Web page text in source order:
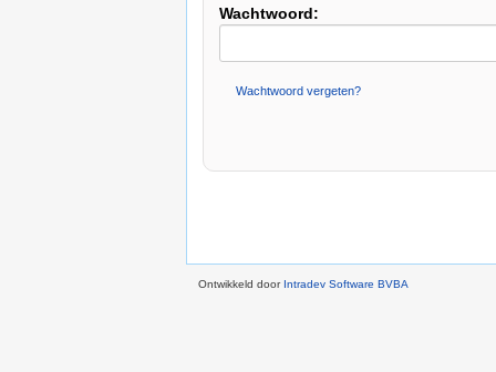
Wachtwoord:
Wachtwoord vergeten?
Ontwikkeld door Intradev Software BVBA